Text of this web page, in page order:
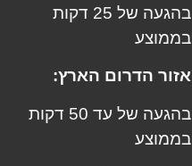
בהגעה של 25 דקות
בממוצע
אזור הדרום הארץ:
בהגעה של עד 50 דקות
בממוצע